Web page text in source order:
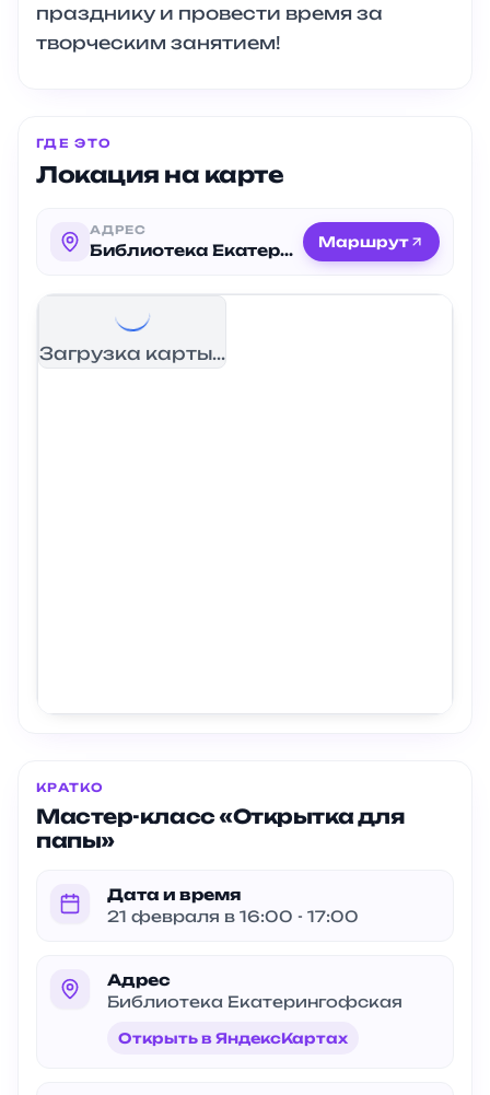
празднику и провести время за
творческим занятием!
ГДЕ ЭТО
Локация на карте
АДРЕС
Библиотека Екатерингофская Маршрут
Загрузка карты...
КРАТКО
Мастер-класс «Открытка для
папы»
Дата и время
21 февраля в 16:00 - 17:00
Адрес
Библиотека Екатерингофская
Открыть в ЯндексКартах